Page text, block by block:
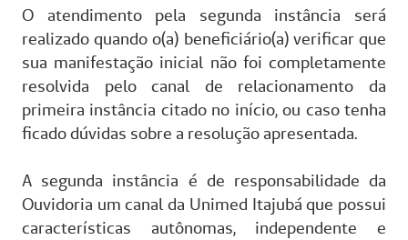
O atendimento pela segunda instância será
realizado quando o(a) beneficiário(a) verificar que
sua manifestação inicial não foi completamente
resolvida pelo canal de relacionamento da
primeira instância citado no início, ou caso tenha
ficado dúvidas sobre a resolução apresentada.
A segunda instância é de responsabilidade da
Ouvidoria um canal da Unimed Itajubá que possui
características autônomas, independente e